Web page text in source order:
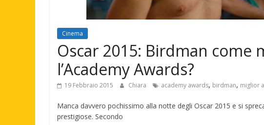
Cinema
Oscar 2015: Birdman come
l’Academy Awards?
19 Febbraio 2015 Chiara academy awards, birdman, miglior
Manca davvero pochissimo alla notte degli Oscar 2015 e si
prestigiose. Secondo